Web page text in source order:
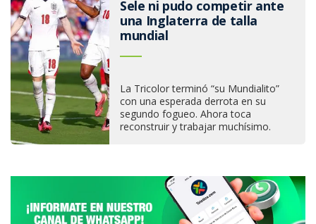
Sele ni pudo competir ante
una Inglaterra de talla
mundial
La Tricolor terminó “su Mundialito”
con una esperada derrota en su
segundo fogueo. Ahora toca
reconstruir y trabajar muchísimo.